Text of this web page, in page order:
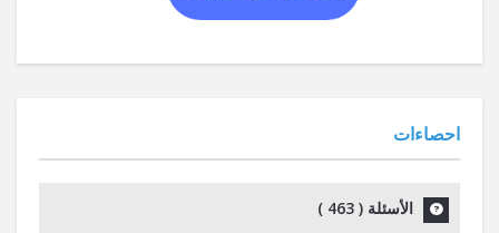
احصاءات
الأسئلة ( 463
)